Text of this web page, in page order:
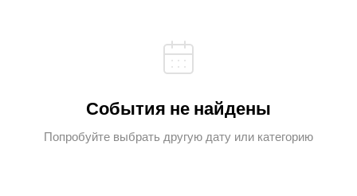
События не найдены
Попробуйте выбрать другую дату или категорию